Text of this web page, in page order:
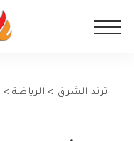
ترند الشرق > الرياضة>